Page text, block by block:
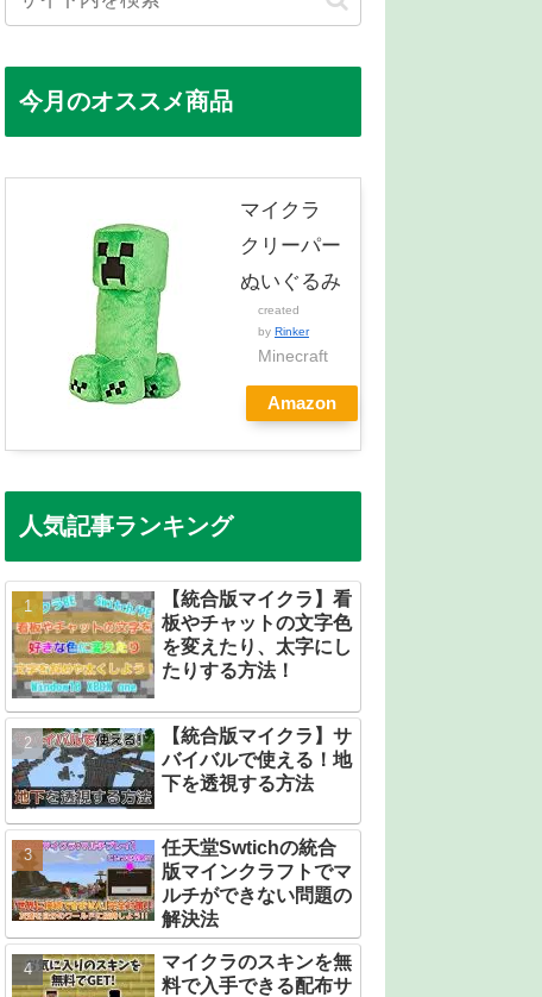
今月のオススメ商品
マイクラ
クリーパー
ぬいぐるみ
created
by Rinker
Minecraft
Amazon
人気記事ランキング
【統合版マイクラ】看
板やチャットの文字色
を変えたり、太字にし
たりする方法！
【統合版マイクラ】サ
バイバルで使える！地
下を透視する方法
任天堂Swtichの統合
版マインクラフトでマ
ルチができない問題の
解決法
マイクラのスキンを無
料で入手できる配布サ